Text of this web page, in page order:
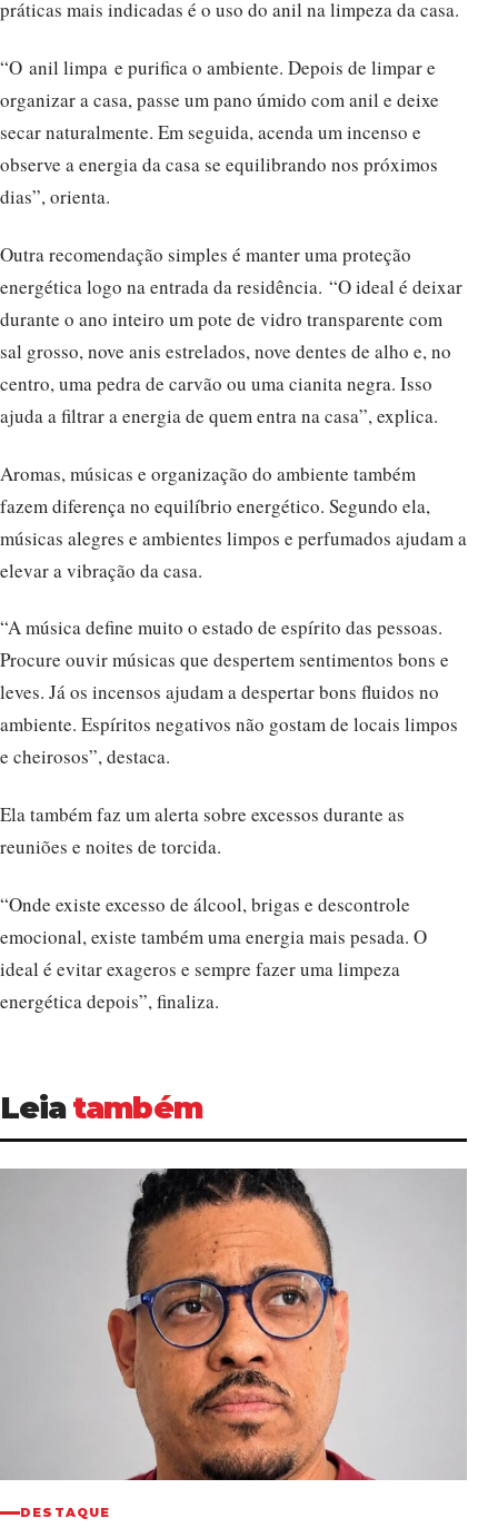
práticas mais indicadas é o uso do anil na limpeza da casa.
“O anil limpa e purifica o ambiente. Depois de limpar e
organizar a casa, passe um pano úmido com anil e deixe
secar naturalmente. Em seguida, acenda um incenso e
observe a energia da casa se equilibrando nos próximos
dias”, orienta.
Outra recomendação simples é manter uma proteção
energética logo na entrada da residência. “O ideal é deixar
durante o ano inteiro um pote de vidro transparente com
sal grosso, nove anis estrelados, nove dentes de alho e, no
centro, uma pedra de carvão ou uma cianita negra. Isso
ajuda a filtrar a energia de quem entra na casa”, explica.
Aromas, músicas e organização do ambiente também
fazem diferença no equilíbrio energético. Segundo ela,
músicas alegres e ambientes limpos e perfumados ajudam a
elevar a vibração da casa.
“A música define muito o estado de espírito das pessoas.
Procure ouvir músicas que despertem sentimentos bons e
leves. Já os incensos ajudam a despertar bons fluidos no
ambiente. Espíritos negativos não gostam de locais limpos
e cheirosos”, destaca.
Ela também faz um alerta sobre excessos durante as
reuniões e noites de torcida.
“Onde existe excesso de álcool, brigas e descontrole
emocional, existe também uma energia mais pesada. O
ideal é evitar exageros e sempre fazer uma limpeza
energética depois”, finaliza.
Leiatambém
DESTAQUE